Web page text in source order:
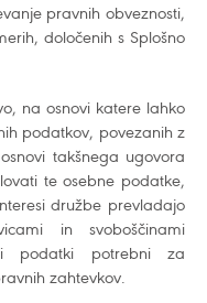
pravnih obveznosti,
določenih s Splošno
na osnovi katere lahko
podatkov, povezanih z
takšnega ugovora
te osebne podatke,
družbe prevladajo
in svoboščinami
podatki potrebni za
zahtevkov.